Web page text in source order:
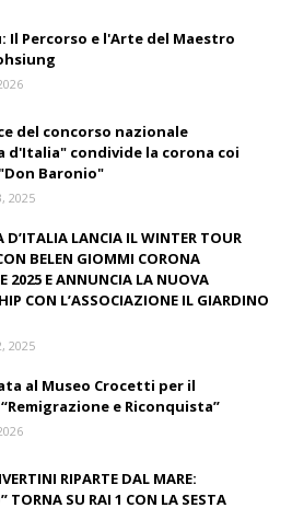
Il Percorso e l'Arte del Maestro
del concorso nazionale
d'Italia" condivide la corona coi
Baronio"
2025
D’ITALIA LANCIA IL WINTER TOUR
BELEN GIOMMI CORONA
2025 E ANNUNCIA LA NUOVA
CON L’ASSOCIAZIONE IL GIARDINO
2025
al Museo Crocetti per il
e Riconquista”
RIPARTE DAL MARE:
TORNA SU RAI 1 CON LA SESTA